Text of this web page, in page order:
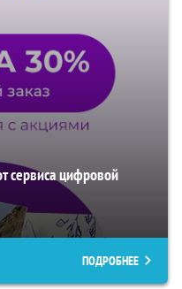
сервиса цифровой
ПОДРОБНЕЕ